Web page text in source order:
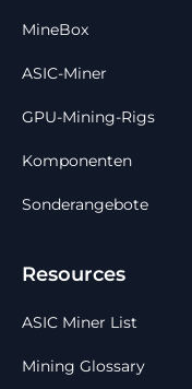
MineBox
ASIC-Miner
GPU-Mining-Rigs
Komponenten
Sonderangebote
Resources
ASIC Miner List
Mining Glossary